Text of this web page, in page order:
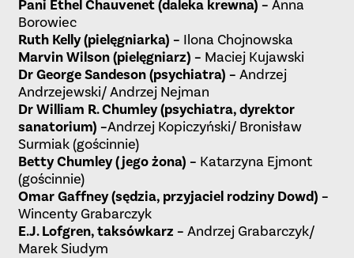
Pani Ethel Chauvenet (daleka krewna) – Anna
Borowiec
Ruth Kelly (pielęgniarka) – Ilona Chojnowska
Marvin Wilson (pielęgniarz) – Maciej Kujawski
Dr George Sandeson (psychiatra) – Andrzej
Andrzejewski/ Andrzej Nejman
Dr William R. Chumley (psychiatra, dyrektor
sanatorium) –Andrzej Kopiczyński/ Bronisław
Surmiak (gościnnie)
Betty Chumley (jego żona) – Katarzyna Ejmont
(gościnnie)
Omar Gaffney (sędzia, przyjaciel rodziny Dowd) –
Wincenty Grabarczyk
E.J. Lofgren, taksówkarz – Andrzej Grabarczyk/
Marek Siudym